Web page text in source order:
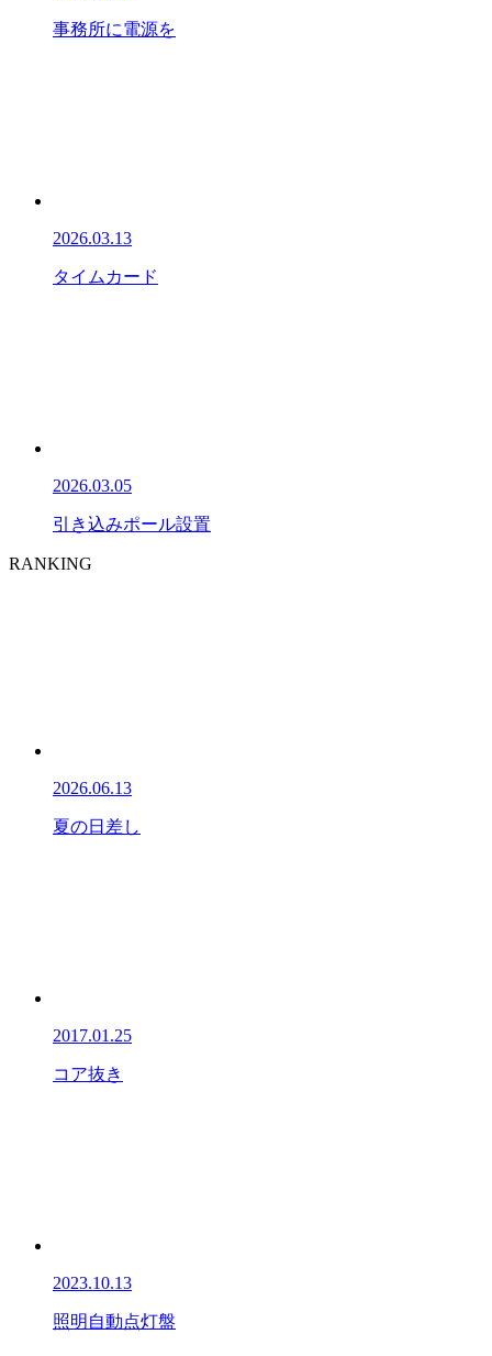
事務所に電源を
2026.03.13
タイムカード
2026.03.05
引き込みポール設置
RANKING
2026.06.13
夏の日差し
2017.01.25
コア抜き
2023.10.13
照明自動点灯盤